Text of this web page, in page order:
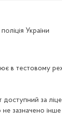
України
в тестовому
доступний за
не зазначено інше